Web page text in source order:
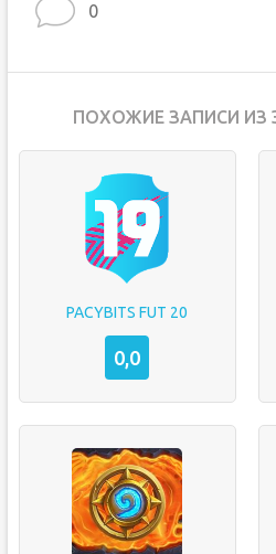
0
ПОХОЖИЕ ЗАПИСИ ИЗ
PACYBITS FUT 20
0,0